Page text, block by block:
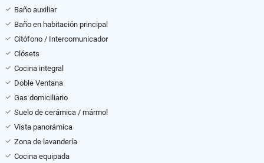
Baño auxiliar
Baño en habitación principal
Citófono / Intercomunicador
Clósets
Cocina integral
Doble Ventana
Gas domiciliario
Suelo de cerámica / mármol
Vista panorámica
Zona de lavandería
Cocina equipada